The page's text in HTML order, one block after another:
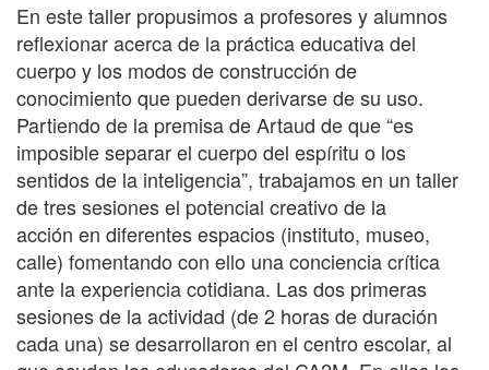
En este taller propusimos a profesores y alumnos
reflexionar acerca de la práctica educativa del
cuerpo y los modos de construcción de
conocimiento que pueden derivarse de su uso.
Partiendo de la premisa de Artaud de que “es
imposible separar el cuerpo del espíritu o los
sentidos de la inteligencia”, trabajamos en un taller
de tres sesiones el potencial creativo de la
acción en diferentes espacios (instituto, museo,
calle) fomentando con ello una conciencia crítica
ante la experiencia cotidiana. Las dos primeras
sesiones de la actividad (de 2 horas de duración
cada una) se desarrollaron en el centro escolar, al